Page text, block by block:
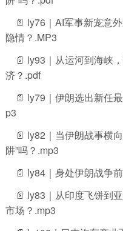
📄 ly76｜AI军事新宠意
隐情？.MP3
📄 ly93｜从运河到海峡
济？.pdf
📄 ly79｜伊朗选出新任
p3
📄 ly82｜当伊朗战事横
阱”吗？.mp3
📄 ly84｜身处伊朗战争
📄 ly83｜从印度飞饼到
市场？.mp3